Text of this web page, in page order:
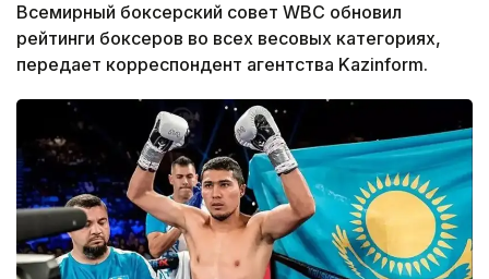
Всемирный боксерский совет WBC обновил
рейтинги боксеров во всех весовых категориях,
передает корреспондент агентства Kazinform.